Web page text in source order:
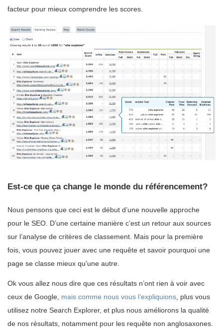
facteur pour mieux comprendre les scores.
Est-ce que ça change le monde du référencement?
Nous pensons que ceci est le début d’une nouvelle approche
pour le SEO. D’une certaine manière c’est un retour aux sources
sur l’analyse de critères de classement. Mais pour la première
fois, vous pouvez jouer avec une requête et savoir pourquoi une
page se classe mieux qu’une autre.
Ok vous allez nous dire que ces résultats n’ont rien à voir avec
ceux de Google, mais comme nous vous l’expliquions, plus vous
utilisez notre Search Explorer, et plus nous améliorons la qualité
de nos résultats, notamment pour les requête non anglosaxones.